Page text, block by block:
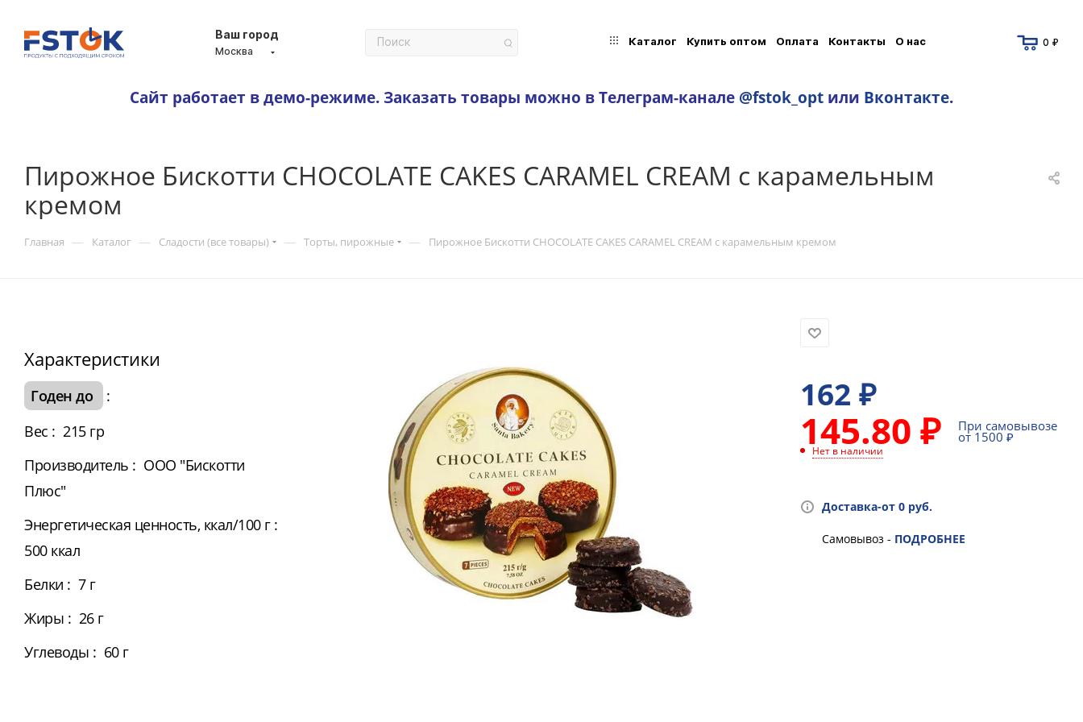
Ваш город
Москва
Каталог Купить оптом Оплата Контакты О нас 0 ₽
Сайт работает в демо-режиме. Заказать товары можно в Телеграм-канале @fstok_opt или Вконтакте.
Пирожное Бискотти CHOCOLATE CAKES CARAMEL CREAM с карамельным
кремом
Главная — Каталог — Сладости (все товары) — Торты, пирожные — Пирожное Бискотти CHOCOLATE CAKES CARAMEL CREAM с карамельным кремом
Характеристики
Годен до
:
Вес : 215 гр
Производитель : ООО "Бискотти
Плюс"
Энергетическая ценность, ккал/100 г :
500 ккал
Белки : 7 г
Жиры : 26 г
Углеводы : 60 г
162 ₽
145.80 ₽ При самовывозе
от 1500 ₽
Нет в наличии
Доставка-от 0 руб.
Самовывоз - ПОДРОБНЕЕ